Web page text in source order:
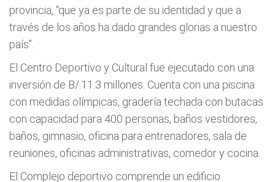
provincia, “que ya es parte de su identidad y que a
través de los años ha dado grandes glorias a nuestro
país”.
El Centro Deportivo y Cultural fue ejecutado con una
inversión de B/.11.3 millones. Cuenta con una piscina
con medidas olímpicas, gradería techada con butacas
con capacidad para 400 personas, baños vestidores,
baños, gimnasio, oficina para entrenadores, sala de
reuniones, oficinas administrativas, comedor y cocina.
El Complejo deportivo comprende un edificio